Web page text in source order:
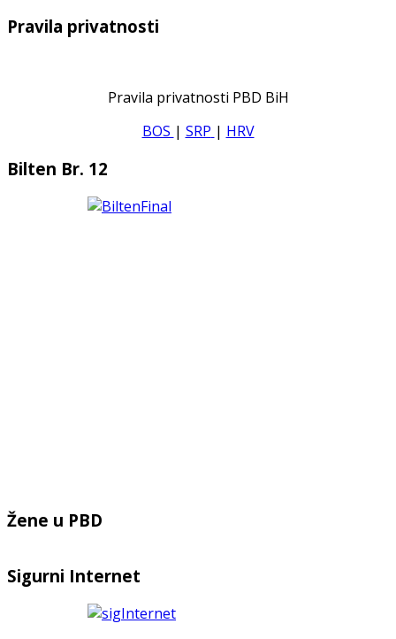
Pravila privatnosti
Pravila privatnosti PBD BiH
BOS | SRP | HRV
Bilten Br. 12
Žene u PBD
Sigurni Internet